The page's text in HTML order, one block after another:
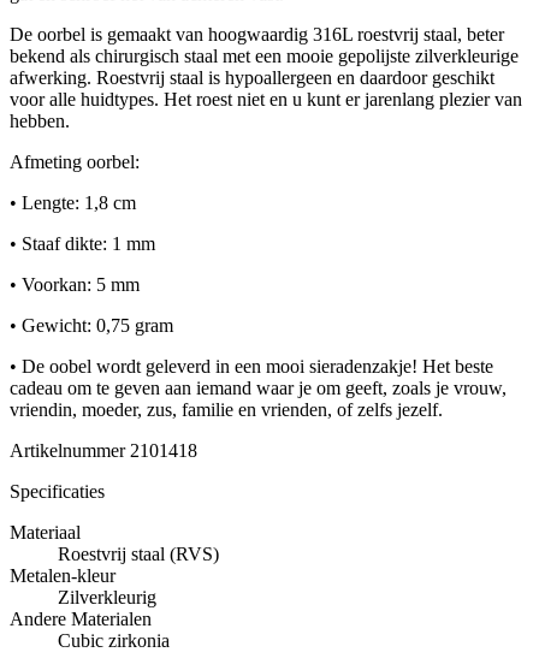
De oorbel is gemaakt van hoogwaardig 316L roestvrij staal, beter
bekend als chirurgisch staal met een mooie gepolijste zilverkleurige
afwerking. Roestvrij staal is hypoallergeen en daardoor geschikt
voor alle huidtypes. Het roest niet en u kunt er jarenlang plezier van
hebben.
Afmeting oorbel:
• Lengte: 1,8 cm
• Staaf dikte: 1 mm
• Voorkan: 5 mm
• Gewicht: 0,75 gram
• De oobel wordt geleverd in een mooi sieradenzakje! Het beste
cadeau om te geven aan iemand waar je om geeft, zoals je vrouw,
vriendin, moeder, zus, familie en vrienden, of zelfs jezelf.
Artikelnummer2101418
Specificaties
Materiaal
Roestvrij staal (RVS)
Metalen-kleur
Zilverkleurig
Andere Materialen
Cubic zirkonia